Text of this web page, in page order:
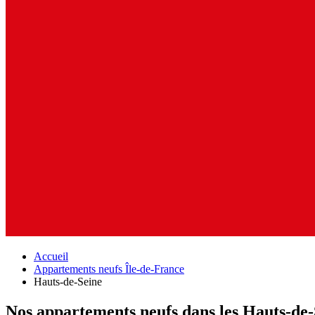
Accueil
Appartements neufs Île-de-France
Hauts-de-Seine